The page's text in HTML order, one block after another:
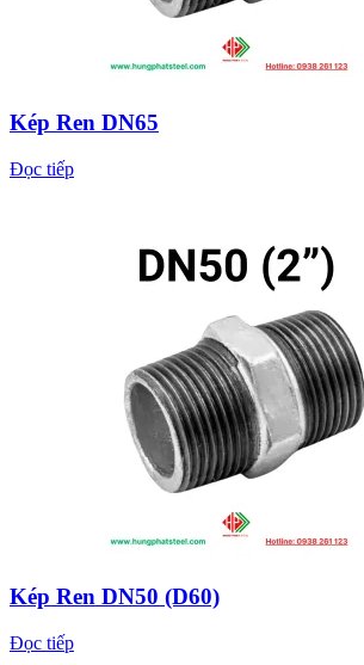
Kép Ren DN65
Đọc tiếp
Kép Ren DN50 (D60)
Đọc tiếp